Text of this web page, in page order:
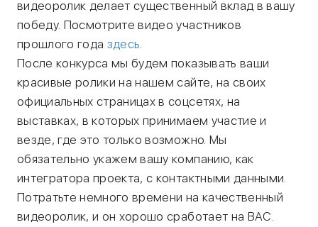
видеоролик делает существенный вклад в вашу
победу. Посмотрите видео участников
прошлого года здесь.
После конкурса мы будем показывать ваши
красивые ролики на нашем сайте, на своих
официальных страницах в соцсетях, на
выставках, в которых принимаем участие и
везде, где это только возможно. Мы
обязательно укажем вашу компанию, как
интегратора проекта, с контактными данными.
Потратьте немного времени на качественный
видеоролик, и он хорошо сработает на ВАС.